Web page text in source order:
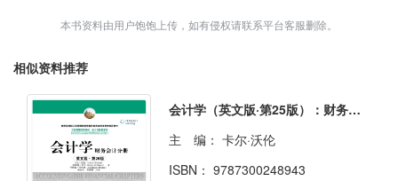
本书资料由用户饱饱上传，如有侵权请联系平台客服删除。
相似资料推荐
会计学（英文版·第25版）：财务会计分册
主 编： 卡尔·沃伦
ISBN： 9787300248943